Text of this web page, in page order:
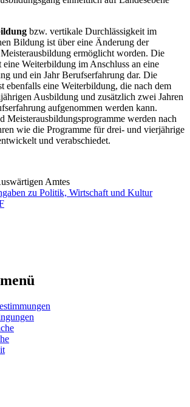
bzw. vertikale Durchlässigkeit im
Bildung ist über eine Änderung der
ermöglicht worden. Die
eine Weiterbildung im Anschluss an eine
und ein Jahr Berufserfahrung dar. Die
ebenfalls eine Weiterbildung, die nach dem
Ausbildung und zusätzlich zwei Jahren
aufgenommen werden kann.
Meisterausbildungsprogramme werden nach
wie die Programme für drei- und vierjährige
und verabschiedet.
Amtes
zu Politik, Wirtschaft und Kultur